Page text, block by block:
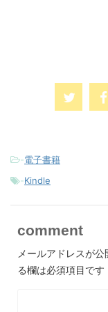
-電子書籍
-Kindle
comment
メールアドレスが公
る欄は必須項目です